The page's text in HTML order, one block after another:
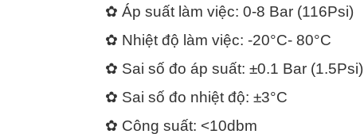
✿ Áp suất làm việc: 0-8 Bar (116Psi)
✿ Nhiệt độ làm việc: -20°C- 80°C
✿ Sai số đo áp suất: ±0.1 Bar (1.5Psi)
✿ Sai số đo nhiệt độ: ±3°C
✿ Công suất: <10dbm